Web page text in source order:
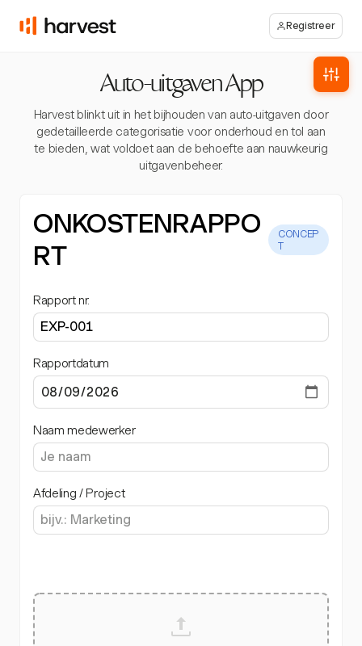
Registreer
Auto-uitgaven App
Harvest blinkt uit in het bijhouden van auto-uitgaven door
gedetailleerde categorisatie voor onderhoud en tol aan
te bieden, wat voldoet aan de behoefte aan nauwkeurig
uitgavenbeheer.
ONKOSTENRAPPO
RT
CONCEP
T
Rapport nr.
Rapportdatum
Naam medewerker
Afdeling / Project